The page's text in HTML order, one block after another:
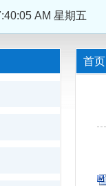
AM 星期五
首页